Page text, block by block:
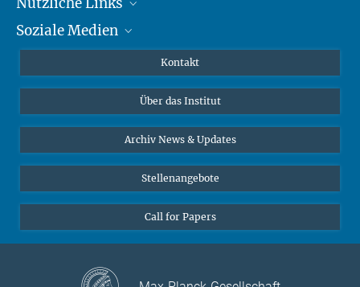
MMG Alumni Corner
Interviews zum Thema "Diversity"
Soziale Medien
Kontakt
Über das Institut
Archiv News & Updates
Stellenangebote
Call for Papers